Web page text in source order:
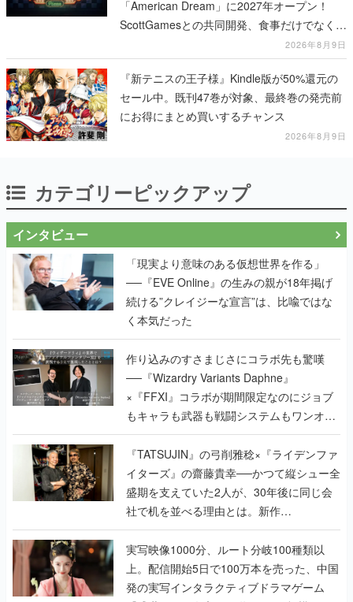
「American Dream」に2027年オープン！
ScottGamesとの共同開発、食事だけでなくス
テージショーや没入型のホラー体験も楽しめ
る
2026年8月9日
『新テニスの王子様』Kindle版が50%還元の
セール中。既刊47巻が対象、最終巻の発売前
にお得にまとめ買いするチャンス
2026年8月9日
カテゴリーピックアップ
インタビュー
「現実より意味のある仮想世界を作る」
──『EVE Online』の生みの親が18年掲げ
続ける”クレイジーな宣言”は、比喩ではな
く本気だった
作り込みのすさまじさにコラボ先も驚嘆
──『Wizardry Variants Daphne』
×『FFXI』コラボが期間限定なのにジョブ
もキャラも武器も戦闘システムもワンオフ
で作り込まれた理由を両ディレクターに聞
く
『TATSUJIN』の弓削雅稔×『ライデンファ
イターズ』の齋藤貴幸──かつて縦シュー全
盛期を支えていた2人が、30年後に同じ会
社で机を並べる理由とは。新作
『TATSUJIN EXTREME』で初タッグを組
んだレジェンド2人に訊く開発秘話
実写映像1000分、ルート分岐100種類以
上。配信開始5日で100万本を売った、中国
発の実写インタラクティブドラマゲーム